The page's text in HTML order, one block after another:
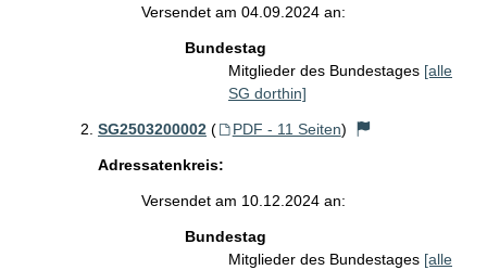
Versendet am 04.09.2024 an:
Bundestag
Mitglieder des Bundestages [alle
SG dorthin]
SG2503200002 ( PDF - 11 Seiten)
Adressatenkreis:
Versendet am 10.12.2024 an:
Bundestag
Mitglieder des Bundestages [alle